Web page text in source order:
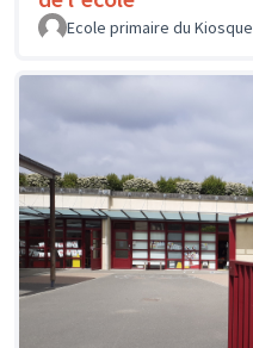
Ecole primaire du Kiosque